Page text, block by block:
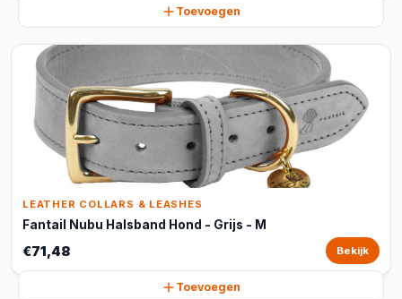
Toevoegen
LEATHER COLLARS & LEASHES
Fantail Nubu Halsband Hond - Grijs - M
€71,48 Bekijk
Toevoegen